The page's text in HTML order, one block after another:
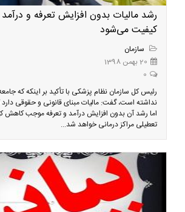
رشد مالیات بدون افزایش تعرفه و
کیفیت می‌شود
سازمان
20 بهمن 1398
0
رئیس کل سازمان نظام پزشکی با تأکید بر اینکه که
نداشته است، گفت: مالیات مبنای قانونی و حقوقی
اما رشد آن بدون افزایش درآمد و تعرفه موجب کاهش
تعطیلی مراکز درمانی خواهد شد...